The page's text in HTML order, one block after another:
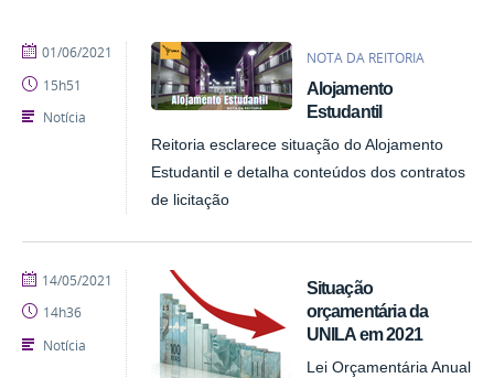
NOTA DA REITORIA
Alojamento
Estudantil
Reitoria esclarece situação do Alojamento
Estudantil e detalha conteúdos dos contratos
de licitação
publicado
01/06/2021
15h51
Notícia
Situação
orçamentária da
UNILA em 2021
Lei Orçamentária Anual
publicado
14/05/2021
14h36
Notícia